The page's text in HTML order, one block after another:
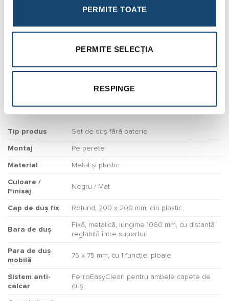
PERMITE TOATE
PERMITE SELECȚIA
RESPINGE
familii, cupluri sau persoane singure care apreciază calitatea și
sau de cadă, este o opțiune versatilă și elegantă pentru o
Tip produs Set de duș fără baterie
Montaj Pe perete
Material Metal și plastic
Culoare /
Finisaj
Negru / Mat
Cap de duș fix Rotund, 200 x 200 mm, din plastic
Bara de duș
Fixă, metalică, lungime 1060 mm, cu distanță
reglabilă între suporturi
Para de duș
mobilă
75 x 75 mm, cu 1 funcție: ploaie
Sistem anti-
calcar
FerroEasyClean pentru ambele capete de
duș